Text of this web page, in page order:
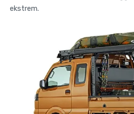
ekstrem.